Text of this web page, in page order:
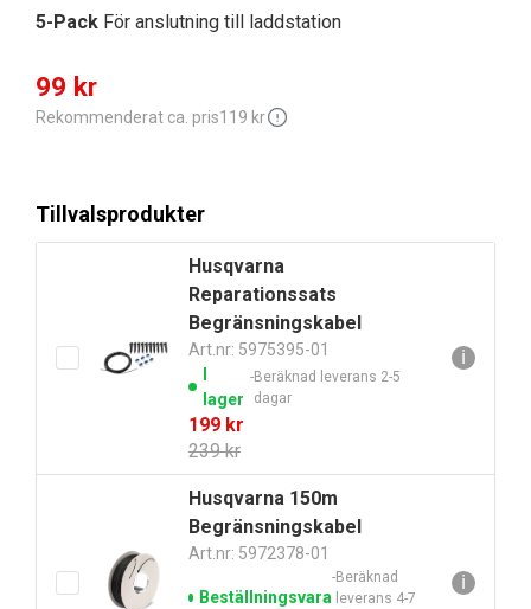
5-Pack För anslutning till laddstation
Det
ursprungliga
119 kr.
99 kr
Det
nuvarande
99 kr.
Rekommenderat ca. pris119 kr
Tillvalsprodukter
Husqvarna
Reparationssats
Begränsningskabel
Art.nr: 5975395-01
I
lager
Beräknad leverans 2-5
dagar
239kr
Det
ursprungliga
priset
var:
239 kr.
199 kr
Det
nuvarande
priset
är:
199 kr.
ℹ
Husqvarna 150m
Begränsningskabel
Art.nr: 5972378-01
Beställningsvara
Beräknad
leverans 4-7
ℹ